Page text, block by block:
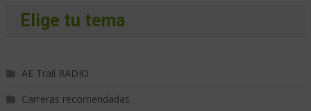
Elige tu tema
AE Trail RADIO
Carreras recomendadas